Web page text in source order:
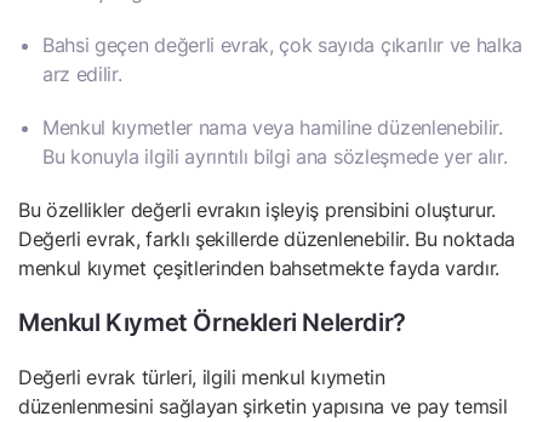
Bahsi geçen değerli evrak, çok sayıda çıkarılır ve halka
arz edilir.
Menkul kıymetler nama veya hamiline düzenlenebilir.
Bu konuyla ilgili ayrıntılı bilgi ana sözleşmede yer alır.
Bu özellikler değerli evrakın işleyiş prensibini oluşturur.
Değerli evrak, farklı şekillerde düzenlenebilir. Bu noktada
menkul kıymet çeşitlerinden bahsetmekte fayda vardır.
Menkul Kıymet Örnekleri Nelerdir?
Değerli evrak türleri, ilgili menkul kıymetin
düzenlenmesini sağlayan şirketin yapısına ve pay temsil